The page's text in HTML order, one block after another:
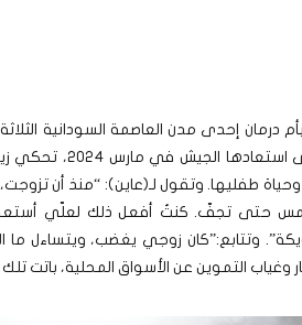
درمان إحدى مدن العاصمة السودانية
وحياة طفليها. وتقول لـ(عاين): “منذ أن
حتى تجفّ. كنتُ أفعل ذلك لعلّي
وتتابع:”كان زوجي يغضب، ويتساءل
وغياب التموين عن الأسواق المحلية، باتت تلك